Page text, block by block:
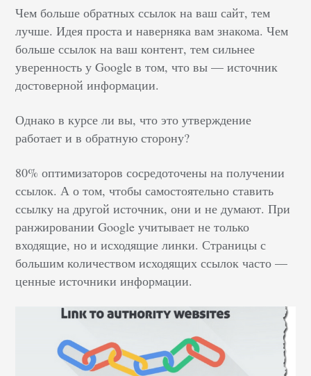
Чем больше обратных ссылок на ваш сайт, тем
лучше. Идея проста и наверняка вам знакома. Чем
больше ссылок на ваш контент, тем сильнее
уверенность у Google в том, что вы — источник
достоверной информации.
Однако в курсе ли вы, что это утверждение
работает и в обратную сторону?
80% оптимизаторов сосредоточены на получении
ссылок. А о том, чтобы самостоятельно ставить
ссылку на другой источник, они и не думают. При
ранжировании Google учитывает не только
входящие, но и исходящие линки. Страницы с
большим количеством исходящих ссылок часто —
ценные источники информации.